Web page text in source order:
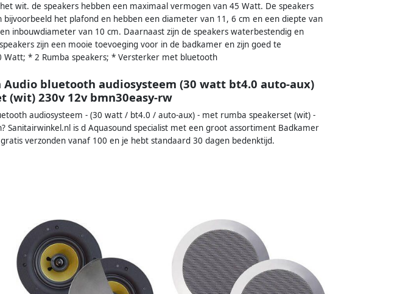
wit. de speakers hebben een maximaal vermogen van 45 Watt. De speakers
bijvoorbeeld het plafond en hebben een diameter van 11, 6 cm en een diepte van
inbouwdiameter van 10 cm. Daarnaast zijn de speakers waterbestendig en
zijn een mooie toevoeging voor in de badkamer en zijn goed te
Watt; * 2 Rumba speakers; * Versterker met bluetooth
bluetooth audiosysteem (30 watt bt4.0 auto-aux)
(wit) 230v 12v bmn30easy-rw
audiosysteem - (30 watt / bt4.0 / auto-aux) - met rumba speakerset (wit) -
Sanitairwinkel.nl is d Aquasound specialist met een groot assortiment Badkamer
verzonden vanaf 100 en je hebt standaard 30 dagen bedenktijd.